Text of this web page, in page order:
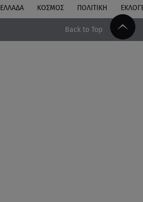
ΕΛΛΑΔΑ ΚΟΣΜΟΣ ΠΟΛΙΤΙΚΗ
Back to Top